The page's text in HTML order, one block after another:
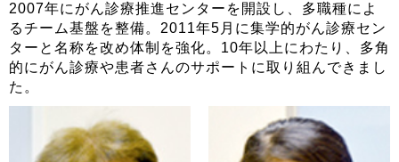
2007年にがん診療推進センターを開設し、多職種によ
るチーム基盤を整備。2011年5月に集学的がん診療セン
ターと名称を改め体制を強化。10年以上にわたり、多角
的にがん診療や患者さんのサポートに取り組んできまし
た。